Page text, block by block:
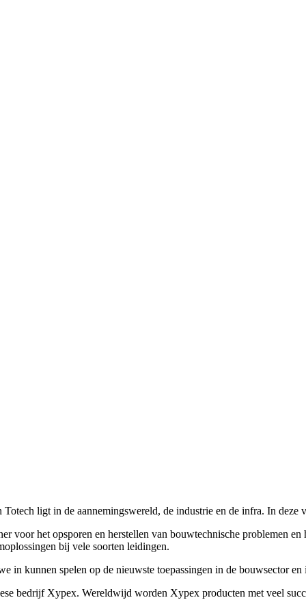
ligt in de aannemingswereld, de industrie en de infra. In
voor het opsporen en herstellen van bouwtechnische problemen
bij vele soorten leidingen.
in kunnen spelen op de nieuwste toepassingen in de bouwsector en
bedrijf Xypex. Wereldwijd worden Xypex producten met veel